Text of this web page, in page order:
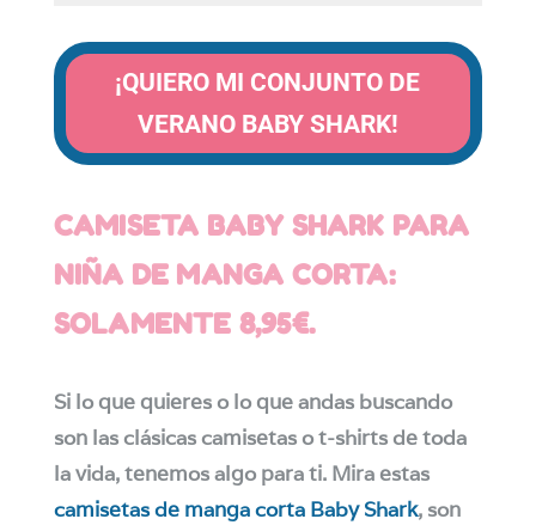
¡QUIERO MI CONJUNTO DE
VERANO BABY SHARK!
CAMISETA BABY SHARK PARA
NIÑA DE MANGA CORTA:
SOLAMENTE 8,95€.
Si lo que quieres o lo que andas buscando
son las clásicas camisetas o t-shirts de toda
la vida, tenemos algo para ti. Mira estas
camisetas de manga corta Baby Shark, son